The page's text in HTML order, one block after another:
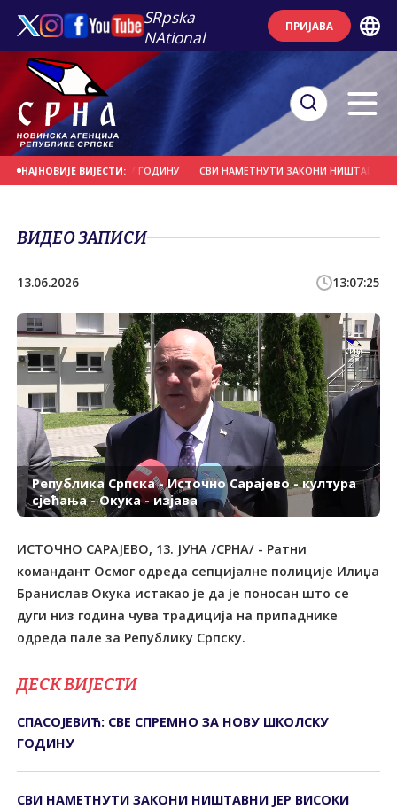
SRpska
NAtional
ПРИЈАВА
НАЈНОВИЈЕ ВИЈЕСТИ:
ЗА НОВУ ШКОЛСКУ ГОДИНУ СВИ НАМЕТНУТИ ЗАКОНИ НИШТАВНИ
ВИДЕО ЗАПИСИ
13.06.2026 13:07:25
Република Српска - Источно Сарајево - култура
сјећања - Окука - изјава
ИСТОЧНО САРАЈЕВО, 13. ЈУНА /СРНА/ - Ратни
командант Осмог одреда сепцијалне полиције Илиџа
Бранислав Окука истакао је да је поносан што се
дуги низ година чува традиција на припаднике
одреда пале за Републику Српску.
ДЕСК ВИЈЕСТИ
СПАСОЈЕВИЋ: СВЕ СПРЕМНО ЗА НОВУ ШКОЛСКУ
ГОДИНУ
СВИ НАМЕТНУТИ ЗАКОНИ НИШТАВНИ ЈЕР ВИСОКИ